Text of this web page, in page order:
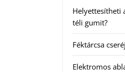
Helyettesítheti
téli gumit?
Féktárcsa
Elektromos